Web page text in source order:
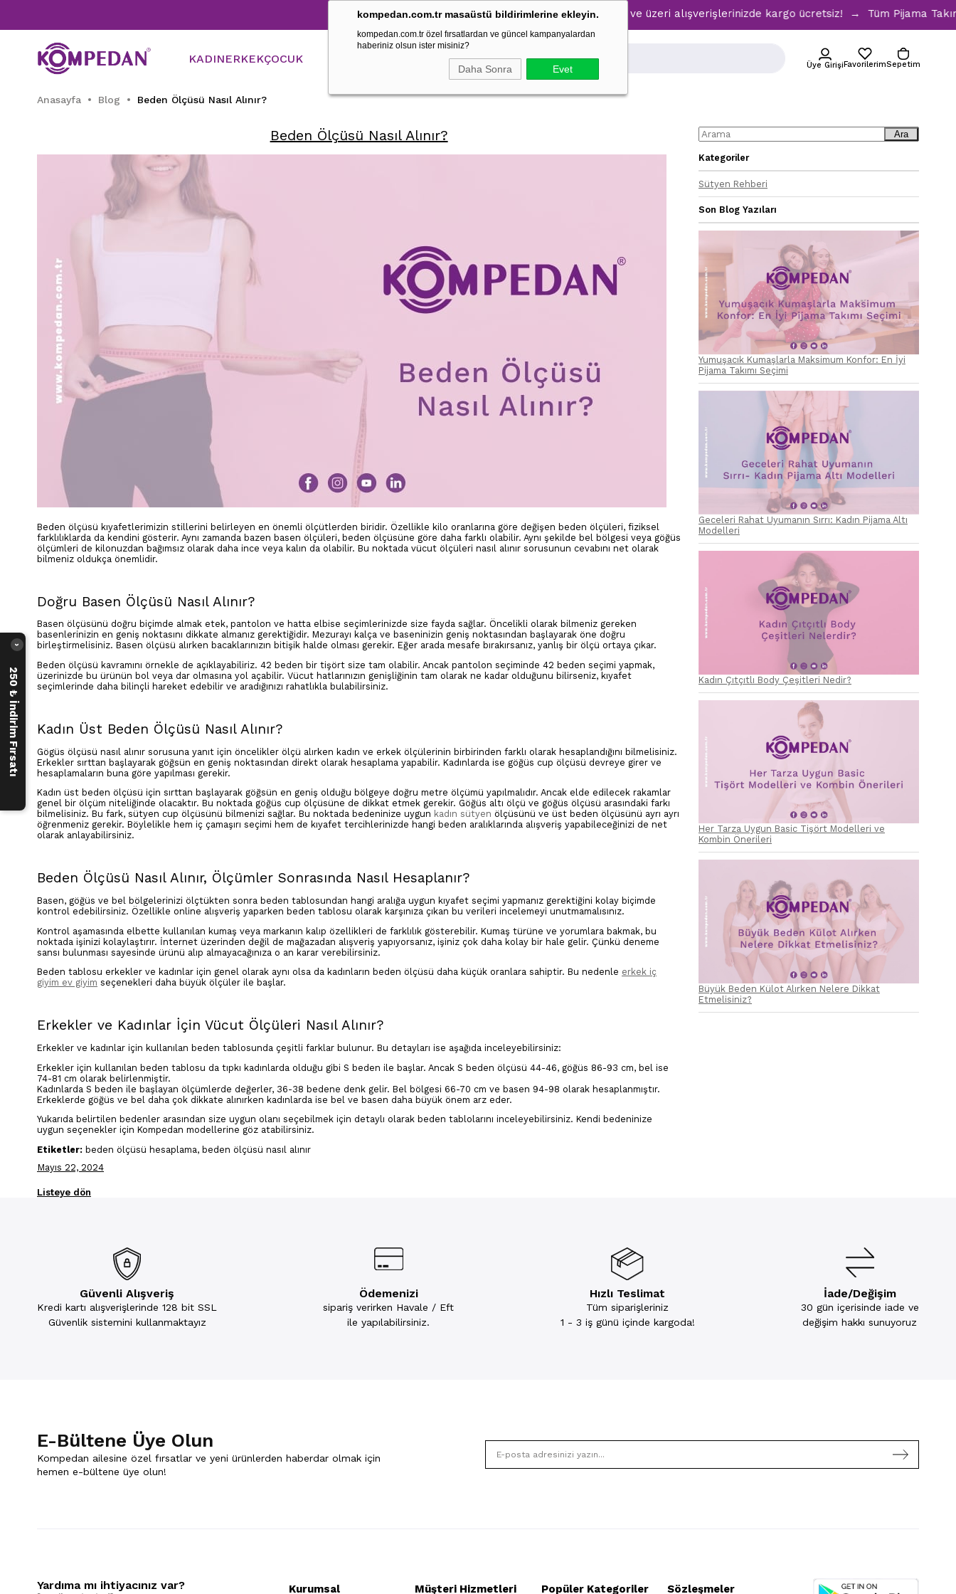
kompedan.com.tr masaüstü bildirimlerine ekleyin.
kompedan.com.tr özel fırsatlardan ve güncel kampanyalardan
haberiniz olsun ister misiniz?
Daha Sonra Evet
Tüm Pijama Takımlarında %30 İndirim → 1500 TL ve üzeri alışverişlerinizde kargo ücretsiz! → Tüm Pijama
KADINERKEKÇOCUK Üye GirişiFavorilerimSepetim
Anasayfa Blog Beden Ölçüsü Nasıl Alınır?
Beden Ölçüsü Nasıl Alınır?
Beden ölçüsü kıyafetlerimizin stillerini belirleyen en önemli ölçütlerden biridir. Özellikle kilo oranlarına göre değişen beden ölçüleri, fiziksel
farklılıklarda da kendini gösterir. Aynı zamanda bazen basen ölçüleri, beden ölçüsüne göre daha farklı olabilir. Aynı şekilde bel bölgesi veya göğüs
ölçümleri de kilonuzdan bağımsız olarak daha ince veya kalın da olabilir. Bu noktada vücut ölçüleri nasıl alınır sorusunun cevabını net olarak
bilmeniz oldukça önemlidir.
Doğru Basen Ölçüsü Nasıl Alınır?
Basen ölçüsünü doğru biçimde almak etek, pantolon ve hatta elbise seçimlerinizde size fayda sağlar. Öncelikli olarak bilmeniz gereken
basenlerinizin en geniş noktasını dikkate almanız gerektiğidir. Mezurayı kalça ve baseninizin geniş noktasından başlayarak öne doğru
birleştirmelisiniz. Basen ölçüsü alırken bacaklarınızın bitişik halde olması gerekir. Eğer arada mesafe bırakırsanız, yanlış bir ölçü ortaya çıkar.
Beden ölçüsü kavramını örnekle de açıklayabiliriz. 42 beden bir tişört size tam olabilir. Ancak pantolon seçiminde 42 beden seçimi yapmak,
üzerinizde bu ürünün bol veya dar olmasına yol açabilir. Vücut hatlarınızın genişliğinin tam olarak ne kadar olduğunu bilirseniz, kıyafet
seçimlerinde daha bilinçli hareket edebilir ve aradığınızı rahatlıkla bulabilirsiniz.
Kadın Üst Beden Ölçüsü Nasıl Alınır?
Gögüs ölçüsü nasıl alınır sorusuna yanıt için öncelikler ölçü alırken kadın ve erkek ölçülerinin birbirinden farklı olarak hesaplandığını bilmelisiniz.
Erkekler sırttan başlayarak göğsün en geniş noktasından direkt olarak hesaplama yapabilir. Kadınlarda ise göğüs cup ölçüsü devreye girer ve
hesaplamaların buna göre yapılması gerekir.
Kadın üst beden ölçüsü için sırttan başlayarak göğsün en geniş olduğu bölgeye doğru metre ölçümü yapılmalıdır. Ancak elde edilecek rakamlar
genel bir ölçüm niteliğinde olacaktır. Bu noktada göğüs cup ölçüsüne de dikkat etmek gerekir. Göğüs altı ölçü ve göğüs ölçüsü arasındaki farkı
bilmelisiniz. Bu fark, sütyen cup ölçüsünü bilmenizi sağlar. Bu noktada bedeninize uygun kadın sütyen ölçüsünü ve üst beden ölçüsünü ayrı ayrı
öğrenmeniz gerekir. Böylelikle hem iç çamaşırı seçimi hem de kıyafet tercihlerinizde hangi beden aralıklarında alışveriş yapabileceğinizi de net
olarak anlayabilirsiniz.
Beden Ölçüsü Nasıl Alınır, Ölçümler Sonrasında Nasıl Hesaplanır?
Basen, göğüs ve bel bölgelerinizi ölçtükten sonra beden tablosundan hangi aralığa uygun kıyafet seçimi yapmanız gerektiğini kolay biçimde
kontrol edebilirsiniz. Özellikle online alışveriş yaparken beden tablosu olarak karşınıza çıkan bu verileri incelemeyi unutmamalısınız.
Kontrol aşamasında elbette kullanılan kumaş veya markanın kalıp özellikleri de farklılık gösterebilir. Kumaş türüne ve yorumlara bakmak, bu
noktada işinizi kolaylaştırır. İnternet üzerinden değil de mağazadan alışveriş yapıyorsanız, işiniz çok daha kolay bir hale gelir. Çünkü deneme
sansı bulunması sayesinde ürünü alıp almayacağınıza o an karar verebilirsiniz.
Beden tablosu erkekler ve kadınlar için genel olarak aynı olsa da kadınların beden ölçüsü daha küçük oranlara sahiptir. Bu nedenle erkek iç
giyim ev giyim seçenekleri daha büyük ölçüler ile başlar.
Erkekler ve Kadınlar İçin Vücut Ölçüleri Nasıl Alınır?
Erkekler ve kadınlar için kullanılan beden tablosunda çeşitli farklar bulunur. Bu detayları ise aşağıda inceleyebilirsiniz:
Erkekler için kullanılan beden tablosu da tıpkı kadınlarda olduğu gibi S beden ile başlar. Ancak S beden ölçüsü 44-46, göğüs 86-93 cm, bel ise
74-81 cm olarak belirlenmiştir.
Kadınlarda S beden ile başlayan ölçümlerde değerler, 36-38 bedene denk gelir. Bel bölgesi 66-70 cm ve basen 94-98 olarak hesaplanmıştır.
Erkeklerde göğüs ve bel daha çok dikkate alınırken kadınlarda ise bel ve basen daha büyük önem arz eder.
Yukarıda belirtilen bedenler arasından size uygun olanı seçebilmek için detaylı olarak beden tablolarını inceleyebilirsiniz. Kendi bedeninize
uygun seçenekler için Kompedan modellerine göz atabilirsiniz.
Etiketler: beden ölçüsü hesaplama, beden ölçüsü nasıl alınır
Mayıs 22, 2024
Listeye dön
Ara
Kategoriler
Sütyen Rehberi
Son Blog Yazıları
Yumuşacık Kumaşlarla Maksimum Konfor: En İyi
Pijama Takımı Seçimi
Geceleri Rahat Uyumanın Sırrı: Kadın Pijama Altı
Modelleri
Kadın Çıtçıtlı Body Çeşitleri Nedir?
Her Tarza Uygun Basic Tişört Modelleri ve
Kombin Önerileri
Büyük Beden Külot Alırken Nelere Dikkat
Etmelisiniz?
Güvenli Alışveriş
Kredi kartı alışverişlerinde 128 bit SSL
Güvenlik sistemini kullanmaktayız
Ödemenizi
sipariş verirken Havale / Eft
ile yapılabilirsiniz.
Hızlı Teslimat
Tüm siparişleriniz
1 - 3 iş günü içinde kargoda!
İade/Değişim
30 gün içerisinde iade ve
değişim hakkı sunuyoruz
E-Bültene Üye Olun
Kompedan ailesine özel fırsatlar ve yeni ürünlerden haberdar olmak için
hemen e-bültene üye olun!
Yardıma mı ihtiyacınız var? Kurumsal Müşteri Hizmetleri Popüler Kategoriler Sözleşmeler
250 ₺ İndirim Fırsatı
›